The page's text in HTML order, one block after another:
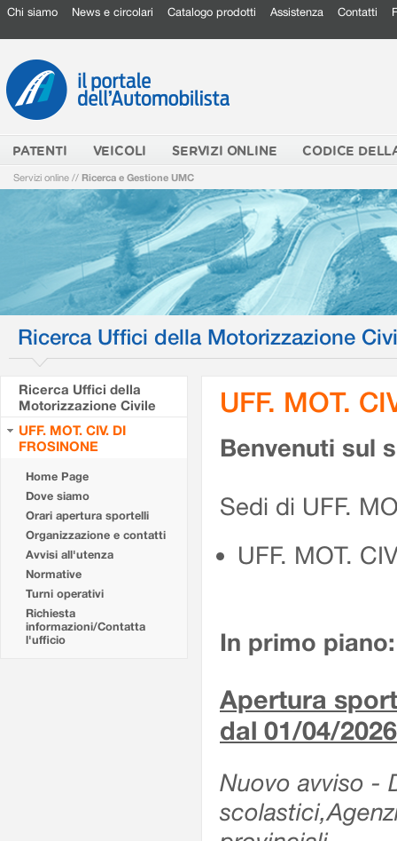
Chi siamo News e circolari Catalogo prodotti Assistenza Contatti
PATENTI VEICOLI SERVIZI ONLINE CODICE
Servizi online // Ricerca e Gestione UMC
Ricerca Uffici della Motorizzazione
Ricerca Uffici della
Motorizzazione Civile
UFF. MOT. CIV. DI
FROSINONE
Home Page
Dove siamo
Orari apertura sportelli
Organizzazione e contatti
Avvisi all'utenza
Normative
Turni operativi
Richiesta
informazioni/Contatta
l'ufficio
UFF. MOT.
Benvenuti sul
Sedi di UFF.
UFF. MOT.
In primo piano:
Apertura
dal 01/04/2026
Nuovo avviso -